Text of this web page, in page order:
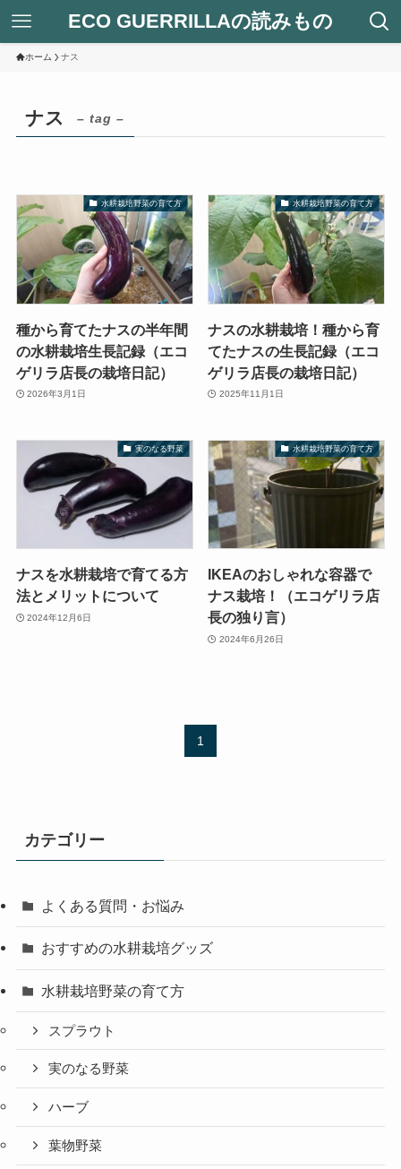
ECO GUERRILLAの読みもの
ホーム ナス
ナス – tag –
水耕栽培野菜の育て方
種から育てたナスの半年間
の水耕栽培生長記録（エコ
ゲリラ店長の栽培日記）
2026年3月1日
水耕栽培野菜の育て方
ナスの水耕栽培！種から育
てたナスの生長記録（エコ
ゲリラ店長の栽培日記）
2025年11月1日
実のなる野菜
ナスを水耕栽培で育てる方
法とメリットについて
2024年12月6日
水耕栽培野菜の育て方
IKEAのおしゃれな容器で
ナス栽培！（エコゲリラ店
長の独り言）
2024年6月26日
1
カテゴリー
よくある質問・お悩み
おすすめの水耕栽培グッズ
水耕栽培野菜の育て方
スプラウト
実のなる野菜
ハーブ
葉物野菜